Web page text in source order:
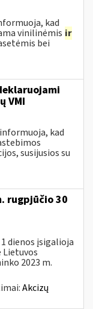
kad
vinilinėmis ir
bei
VMI
kad
susijusios su
rugpjūčio 30
dienos įsigalioja
Lietuvos
2023 m.
Akcizų